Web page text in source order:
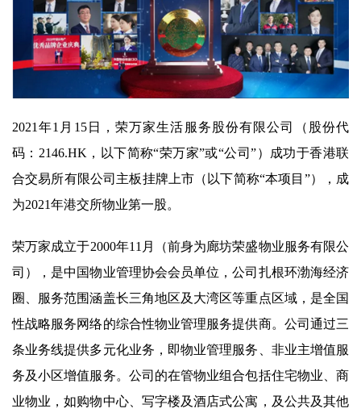
2021年1月15日，荣万家生活服务股份有限公司（股份代
码：2146.HK，以下简称“荣万家”或“公司”）成功于香港联
合交易所有限公司主板挂牌上市（以下简称“本项目”），成
为2021年港交所物业第一股。
荣万家成立于2000年11月（前身为廊坊荣盛物业服务有限公
司），是中国物业管理协会会员单位，公司扎根环渤海经济
圈、服务范围涵盖长三角地区及大湾区等重点区域，是全国
性战略服务网络的综合性物业管理服务提供商。公司通过三
条业务线提供多元化业务，即物业管理服务、非业主增值服
务及小区增值服务。公司的在管物业组合包括住宅物业、商
业物业，如购物中心、写字楼及酒店式公寓，及公共及其他